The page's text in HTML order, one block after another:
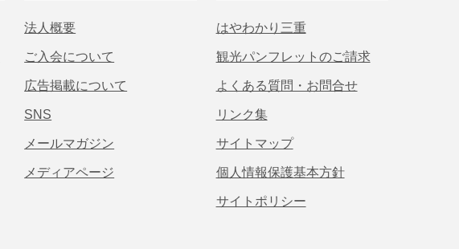
法人概要
ご入会について
広告掲載について
SNS
メールマガジン
メディアページ
はやわかり三重
観光パンフレットのご請求
よくある質問・お問合せ
リンク集
サイトマップ
個人情報保護基本方針
サイトポリシー